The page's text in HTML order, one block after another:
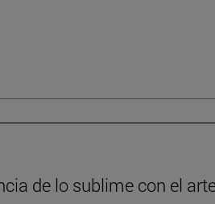
de lo sublime con el